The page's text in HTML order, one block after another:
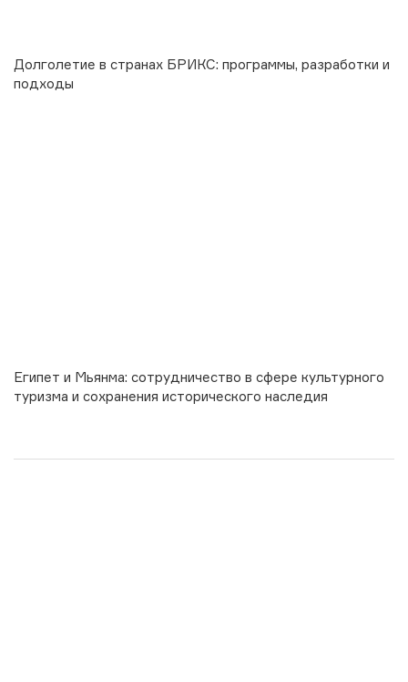
Долголетие в странах БРИКС: программы, разработки и
подходы
Египет и Мьянма: сотрудничество в сфере культурного
туризма и сохранения исторического наследия